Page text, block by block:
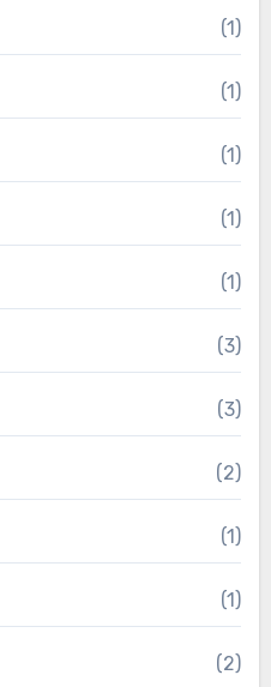
(1)
(1)
(1)
(1)
(1)
(3)
(3)
(2)
(1)
(1)
(2)